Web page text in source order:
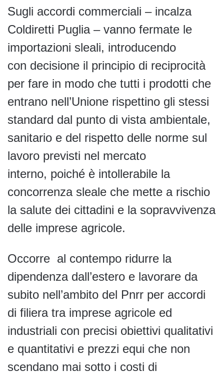
Sugli accordi commerciali – incalza
Coldiretti Puglia – vanno fermate le
importazioni sleali, introducendo
con decisione il principio di reciprocità
per fare in modo che tutti i prodotti che
entrano nell’Unione rispettino gli stessi
standard dal punto di vista ambientale,
sanitario e del rispetto delle norme sul
lavoro previsti nel mercato
interno, poiché è intollerabile la
concorrenza sleale che mette a rischio
la salute dei cittadini e la sopravvivenza
delle imprese agricole.
Occorre al contempo ridurre la
dipendenza dall’estero e lavorare da
subito nell’ambito del Pnrr per accordi
di filiera tra imprese agricole ed
industriali con precisi obiettivi qualitativi
e quantitativi e prezzi equi che non
scendano mai sotto i costi di